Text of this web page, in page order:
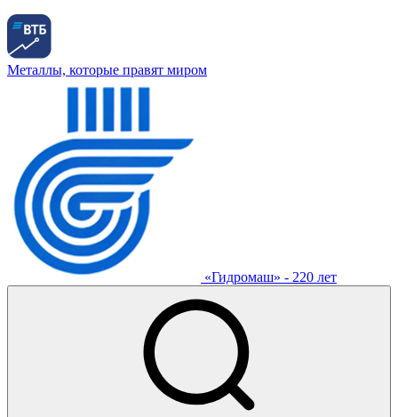
Металлы, которые правят миром
«Гидромаш» - 220 лет